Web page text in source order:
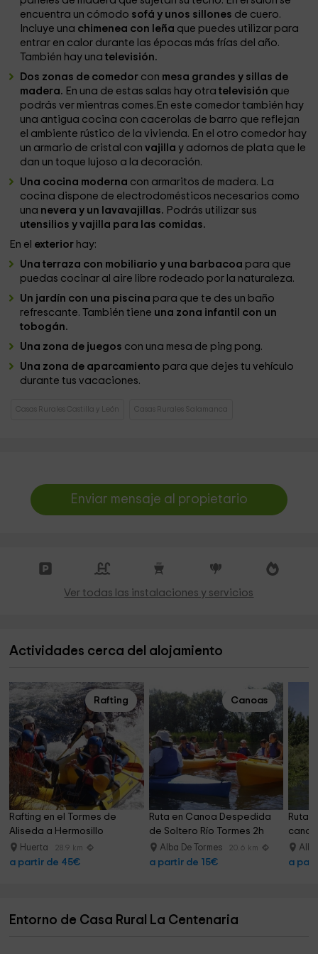
encuentra un cómodo sofá y unos sillones de cuero.
Incluye una chimenea con leña que puedes utilizar para
entrar en calor durante las épocas más frías del año.
También hay una televisión.
Dos zonas de comedor con mesa grandes y sillas de
madera. En una de estas salas hay otra televisión que
podrás ver mientras comes.En este comedor también hay
una antigua cocina con cacerolas de barro que reflejan
el ambiente rústico de la vivienda. En el otro comedor hay
un armario de cristal convajillay adornos de plata que le
dan un toque lujoso a la decoración.
Una cocina moderna con armaritos de madera. La
cocina dispone de electrodomésticos necesarios como
una nevera y un lavavajillas. Podrás utilizar sus
utensilios y vajilla para las comidas.
​En el exterior hay:
Una terraza con mobiliario y una barbacoa para que
puedas cocinar al aire libre rodeado por la naturaleza.
Un jardín con una piscina para que te des un baño
refrescante. También tiene una zona infantil con un
tobogán.
Una zona de juegos con una mesa de ping pong.
Una zona de aparcamiento para que dejes tu vehículo
durante tus vacaciones.
Casas Rurales Castilla y León Casas Rurales Salamanca
Enviar mensaje al propietario
Ver todas las instalaciones y servicios
Actividades cerca del alojamiento
Rafting
Rafting en el Tormes de
Aliseda a Hermosillo
Huerta 28.9 km
a partir de 45€
Canoas
Ruta en Canoa Despedida
de Soltero Río Tormes 2h
Alba De Tormes 20.6 km
a partir de 15€
Ruta
a
Entorno de Casa Rural La Centenaria